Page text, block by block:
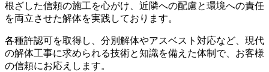
根ざした信頼の施工を心がけ、近隣への配慮と環境への責任
を両立させた解体を実践しております。
各種許認可を取得し、分別解体やアスベスト対応など、現代
の解体工事に求められる技術と知識を備えた体制で、お客様
の信頼にお応えします。